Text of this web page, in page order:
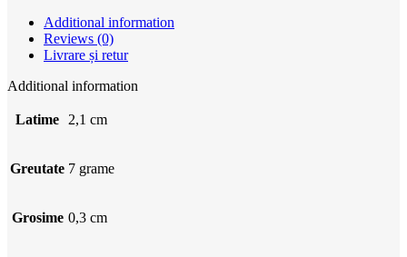
Additional information
Reviews (0)
Livrare și retur
Additional information
Latime 2,1 cm
Greutate 7 grame
Grosime 0,3 cm